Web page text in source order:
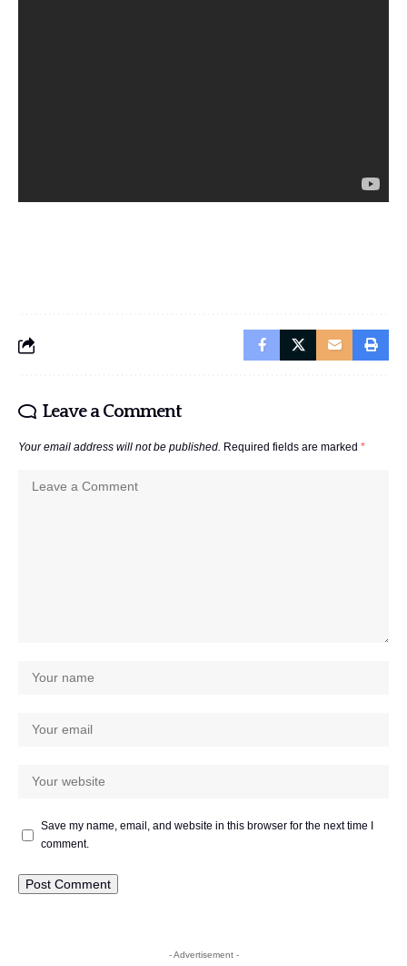
Leave a Comment
Your email address will not be published. Required fields are marked *
Save my name, email, and website in this browser for the next time I
comment.
- Advertisement -